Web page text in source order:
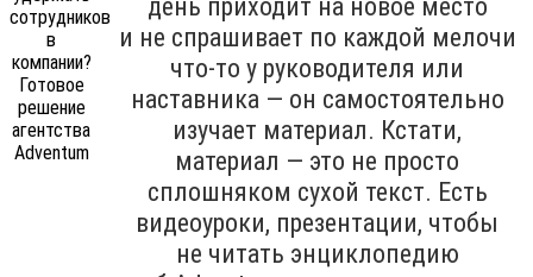
день приходит на новое место
и не спрашивает по каждой мелочи
что-то у руководителя или
наставника — он самостоятельно
изучает материал. Кстати,
материал — это не просто
сплошняком сухой текст. Есть
видеоуроки, презентации, чтобы
не читать энциклопедию